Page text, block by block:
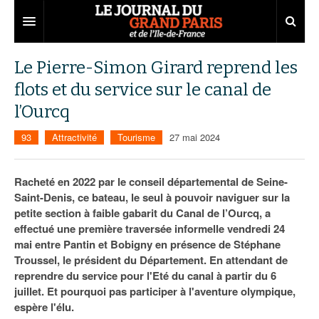
Territoires
Aménagement
Collectivités
Services urbains
Entreprises
Développement économique
Attractivité
Innovation
Transport
Marchés publics
Départements
77
78
91
92
Nominations
Portraits
Agenda
Les Assises du Grand Paris
Éditions précédentes
Le podcast
Ecouter les épisodes
Lire les résumés
Le Pierre-Simon Girard reprend les
flots et du service sur le canal de
l’Ourcq
93 Attractivité Tourisme 27 mai 2024
Racheté en 2022 par le conseil départemental de Seine-
Saint-Denis, ce bateau, le seul à pouvoir naviguer sur la
petite section à faible gabarit du Canal de l’Ourcq, a
effectué une première traversée informelle vendredi 24
mai entre Pantin et Bobigny en présence de Stéphane
Troussel, le président du Département. En attendant de
reprendre du service pour l'Eté du canal à partir du 6
juillet. Et pourquoi pas participer à l'aventure olympique,
espère l'élu.